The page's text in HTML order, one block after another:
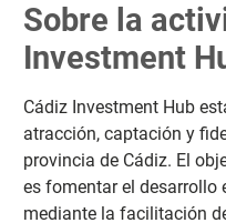
Sobre la
Investment
Cádiz Investment Hub
atracción, captación y
provincia de Cádiz. El
es fomentar el desarrollo
mediante la facilitación